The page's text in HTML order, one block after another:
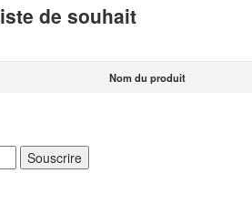
de souhait
Nom du produit